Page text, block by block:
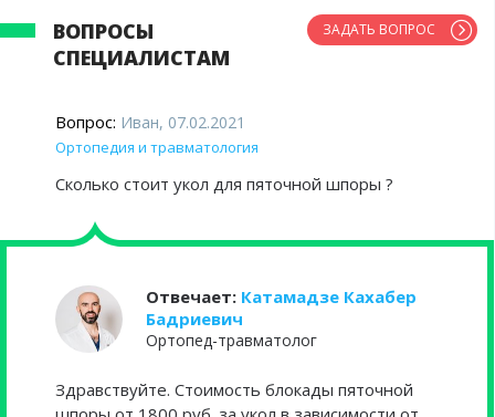
ВОПРОСЫ
СПЕЦИАЛИСТАМ
ЗАДАТЬ ВОПРОС
Вопрос: Иван, 07.02.2021
Ортопедия и травматология
Сколько стоит укол для пяточной шпоры ?
Отвечает: Катамадзе Кахабер
Бадриевич
Ортопед-травматолог
Здравствуйте. Стоимость блокады пяточной